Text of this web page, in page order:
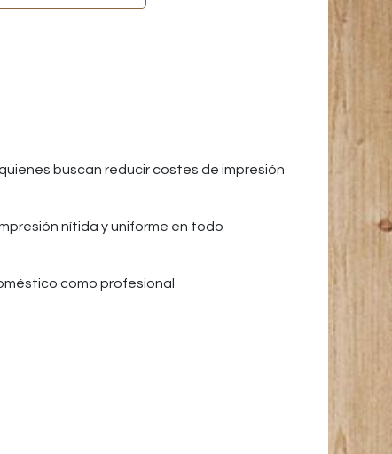
buscan reducir costes de impresión
nítida y uniforme en todo
como profesional